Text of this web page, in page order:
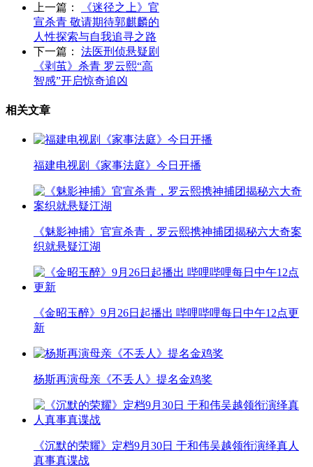
上一篇：
《迷径之上》官
宣杀青 敬请期待郭麒麟的
人性探索与自我追寻之路
下一篇：
法医刑侦悬疑剧
《剥茧》杀青 罗云熙“高
智感”开启惊奇追凶
相关文章
福建电视剧《家事法庭》今日开播
《魅影神捕》官宣杀青，罗云熙携神捕团揭秘六大奇案
织就悬疑江湖
《金昭玉醉》9月26日起播出 哔哩哔哩每日中午12点更
新
杨斯再演母亲《不丢人》提名金鸡奖
《沉默的荣耀》定档9月30日 于和伟吴越领衔演绎真人
真事真谍战